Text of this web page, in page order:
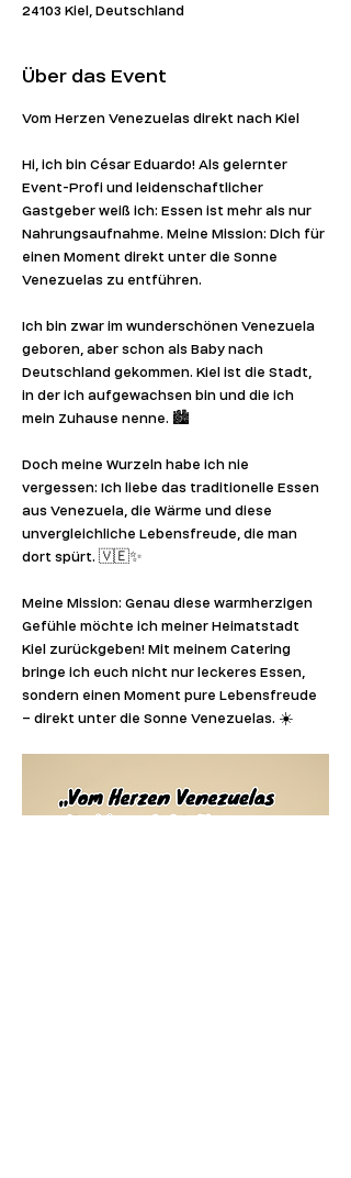
24103 Kiel, Deutschland
Über das Event
Vom Herzen Venezuelas direkt nach Kiel
Hi, ich bin César Eduardo! Als gelernter
Event-Profi und leidenschaftlicher
Gastgeber weiß ich: Essen ist mehr als nur
Nahrungsaufnahme. Meine Mission: Dich für
einen Moment direkt unter die Sonne
Venezuelas zu entführen.
Ich bin zwar im wunderschönen Venezuela
geboren, aber schon als Baby nach
Deutschland gekommen. Kiel ist die Stadt,
in der ich aufgewachsen bin und die ich
mein Zuhause nenne. 🏙️
Doch meine Wurzeln habe ich nie
vergessen: Ich liebe das traditionelle Essen
aus Venezuela, die Wärme und diese
unvergleichliche Lebensfreude, die man
dort spürt. 🇻🇪✨
Meine Mission: Genau diese warmherzigen
Gefühle möchte ich meiner Heimatstadt
Kiel zurückgeben! Mit meinem Catering
bringe ich euch nicht nur leckeres Essen,
sondern einen Moment pure Lebensfreude
– direkt unter die Sonne Venezuelas. ☀️